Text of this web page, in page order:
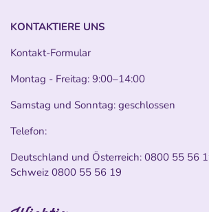
KONTAKTIERE UNS
Kontakt-Formular
Montag - Freitag: 9:00–14:00
Samstag und Sonntag: geschlossen
Telefon:
Deutschland und Österreich: 0800 55 56
Schweiz 0800 55 56 19